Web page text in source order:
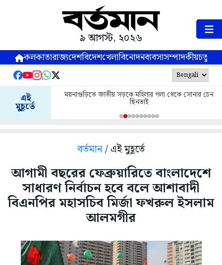
৯ আগস্ট, ২০২৬
কলকাতারাজ্যদেশবিদেশখেলাবিনোদনব্যবসাসম্পাদকীয়
এই
মুহূর্তে
ময়নাগুড়িতে জাতীয় সড়কে মহিলার গলা থেকে সোনার চেন
ছিনতাই
বর্তমান/ এই মুহূর্তে
আগামী বছরের ফেব্রুয়ারিতে বাংলাদেশে
সাধারণ নির্বাচন হবে বলে আশাবাদী
বিএনপির মহাসচিব মির্জা ফখরুল ইসলাম
আলমগীর